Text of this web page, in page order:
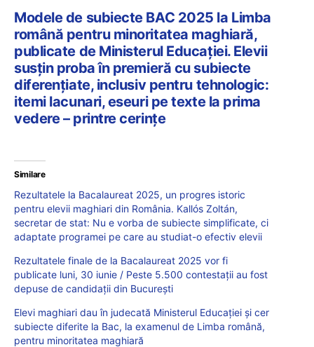
Modele de subiecte BAC 2025 la Limba
română pentru minoritatea maghiară,
publicate de Ministerul Educației. Elevii
susțin proba în premieră cu subiecte
diferențiate, inclusiv pentru tehnologic:
itemi lacunari, eseuri pe texte la prima
vedere – printre cerințe
Similare
Rezultatele la Bacalaureat 2025, un progres istoric
pentru elevii maghiari din România. Kallós Zoltán,
secretar de stat: Nu e vorba de subiecte simplificate, ci
adaptate programei pe care au studiat-o efectiv elevii
Rezultatele finale de la Bacalaureat 2025 vor fi
publicate luni, 30 iunie / Peste 5.500 contestații au fost
depuse de candidații din București
Elevi maghiari dau în judecată Ministerul Educației și cer
subiecte diferite la Bac, la examenul de Limba română,
pentru minoritatea maghiară